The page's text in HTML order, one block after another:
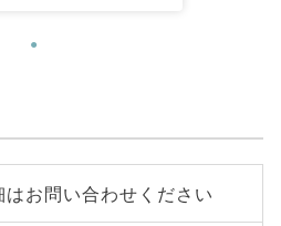
はお問い合わせください